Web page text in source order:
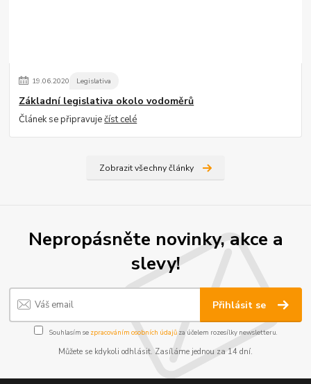
19.06.2020 Legislativa
Základní legislativa okolo vodoměrů
Článek se připravuječíst celé
Zobrazit všechny články
Nepropásněte novinky, akce a
slevy!
Přihlásit se
Souhlasím se zpracováním osobních údajůza účelem rozesílky newsletteru.
Můžete se kdykoli odhlásit. Zasíláme jednou za 14 dní.